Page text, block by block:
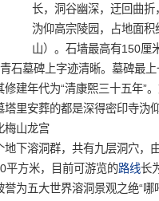
长，洞谷幽深，迂回曲
沩仰高宗陵园，占地面
山）。石墙最高有150厘
石墓碑上字迹清晰。墓碑最
建年代为“清康熙三十五年”
里安葬的都是深得密印寺沩
山龙宫
溶洞群，共有九层洞穴，
平方米，目前可游览的路线长
为五大世界溶洞景观之绝“哪